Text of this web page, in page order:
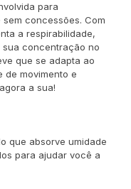
para
concessões. Com
a respirabilidade,
concentração no
que se adapta ao
de movimento e
a sua!
que absorve umidade
para ajudar você a